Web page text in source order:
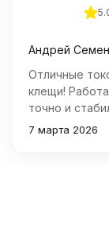
Андрей
Отличные
клещи!
точно и
очень удобны в
измерить
практически
7 марта 2026